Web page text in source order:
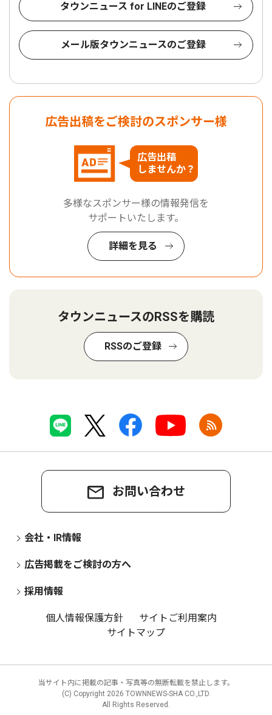
タウンニュース for LINEのご登録
メール版タウンニュースのご登録
広告出稿をご検討のスポンサー様
広告出稿
しませんか？
多様なスポンサー様の情報発信を
サポートいたします。
詳細を見る
タウンニュースのRSSを購読
RSSのご登録
お問い合わせ
会社・IR情報
広告掲載をご検討の方へ
採用情報
個人情報保護方針
サイトご利用案内
サイトマップ
当サイト内に掲載の記事・写真等の無断転載を禁止します。
(C) Copyright 2026 TOWNNEWS-SHA CO.,LTD.
All Rights Reserved.